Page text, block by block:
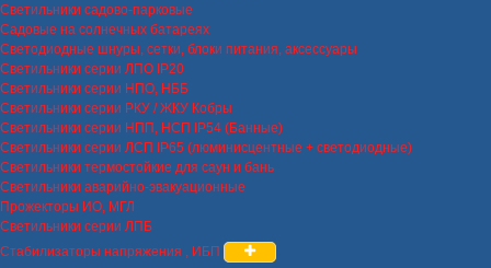
Светильники садово-парковые
Садовые на солнечных батареях
Светодиодные шнуры, сетки, блоки питания, аксессуары
Светильники серии ЛПО IP20
Светильники серии НПО, НББ
Светильники серии РКУ / ЖКУ Кобры
Светильники серии НПП, НСП IP54 (Банные)
Светильники серии ЛСП IP65 (люминисцентные + светодиодные)
Светильники термостойкие для саун и бань
Светильники аварийно-эвакуационные
Прожекторы ИО, МГЛ
Светильники серии ЛПБ
Стабилизаторы напряжения , ИБП